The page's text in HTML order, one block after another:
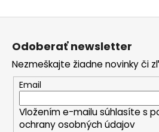
Z
Odoberať newsletter
Nezmeškajte žiadne novinky či
Email
Vložením e-mailu súhlasíte s
ochrany osobných údajov